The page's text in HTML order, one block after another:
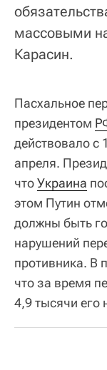
массовыми
Карасин.
Пасхальное
президентом
действовало с
апреля.
чтоУкраина
этом Путин
должны быть
нарушений
противника. В
что за время
4,9 тысячи его